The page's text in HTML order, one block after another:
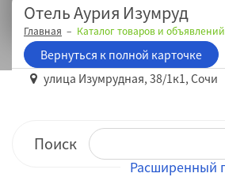
Отель Аурия Изумруд
Главная Каталог товаров и объявлений
Вернуться к полной карточке
улица Изумрудная, 38/1к1, Сочи
Поиск